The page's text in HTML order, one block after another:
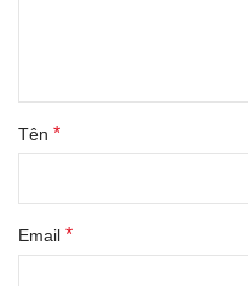
Tên *
Email *